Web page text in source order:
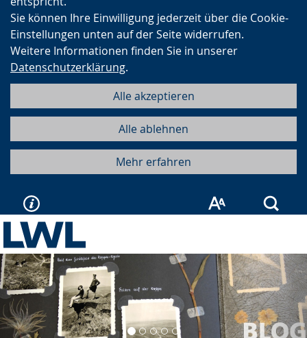
Sie können Ihre Einwilligung jederzeit über die Cookie-
Einstellungen unten auf der Seite widerrufen.
Weitere Informationen finden Sie in unserer
Datenschutzerklärung.
Alle akzeptieren
Alle ablehnen
Mehr erfahren
Vorherige